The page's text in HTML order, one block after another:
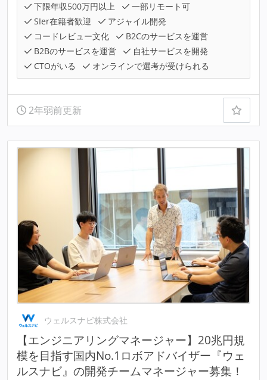
下限年収500万円以上
一部リモート可
SIer在籍者歓迎
アジャイル開発
コードレビュー文化
B2Cのサービスを運営
B2Bのサービスを運営
自社サービスを開発
CTOがいる
オンラインで選考が受けられる
2年弱前更新
ウェルスナビ株式会社
【エンジニアリングマネージャー】20兆円規
模を目指す国内No.1ロボアドバイザー『ウェ
ルスナビ』の開発チームマネージャー募集！